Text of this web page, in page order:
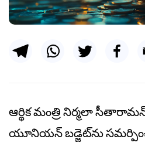
ఆర్థిక మంత్రి నిర్మలా
యూనియన్ బడ్జెట్‌ను